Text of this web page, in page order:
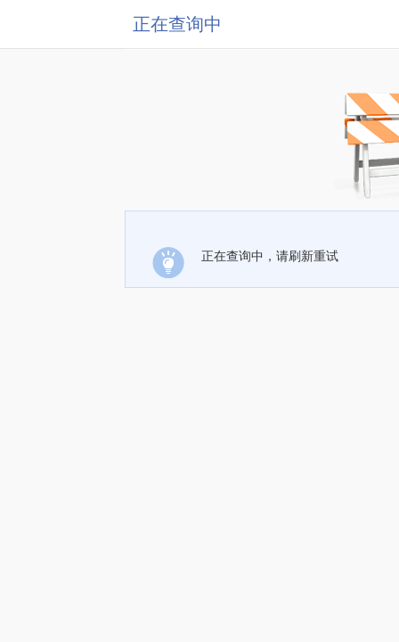
正在查询中
正在查询中，请刷新重试